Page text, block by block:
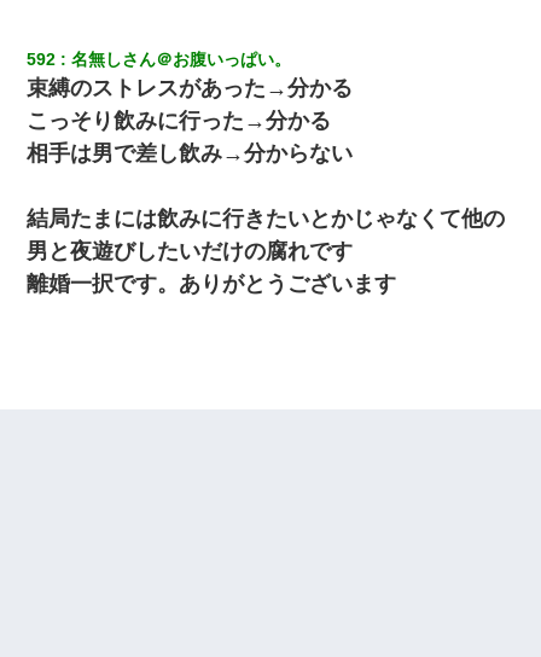
592 名無しさん＠お腹いっぱい。
束縛のストレスがあった→分かる
こっそり飲みに行った→分かる
相手は男で差し飲み→分からない
結局たまには飲みに行きたいとかじゃなくて他の
男と夜遊びしたいだけの腐れです
離婚一択です。ありがとうございます